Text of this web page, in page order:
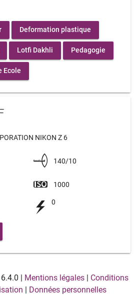
Deformation plastique
Lotfi Dakhli Pedagogie
Ecole
NIKON Z 6
140/10
1000
0
| Mentions légales| Conditions
| Données personnelles